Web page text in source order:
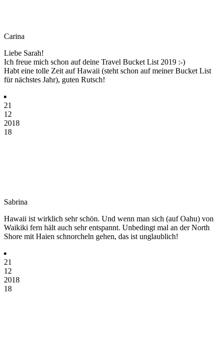
Carina
Liebe Sarah!
Ich freue mich schon auf deine Travel Bucket List 2019 :-)
Habt eine tolle Zeit auf Hawaii (steht schon auf meiner Bucket List
für nächstes Jahr), guten Rutsch!
21
12
2018
18
Sabrina
Hawaii ist wirklich sehr schön. Und wenn man sich (auf Oahu) von
Waikiki fern hält auch sehr entspannt. Unbedingt mal an der North
Shore mit Haien schnorcheln gehen, das ist unglaublich!
21
12
2018
18